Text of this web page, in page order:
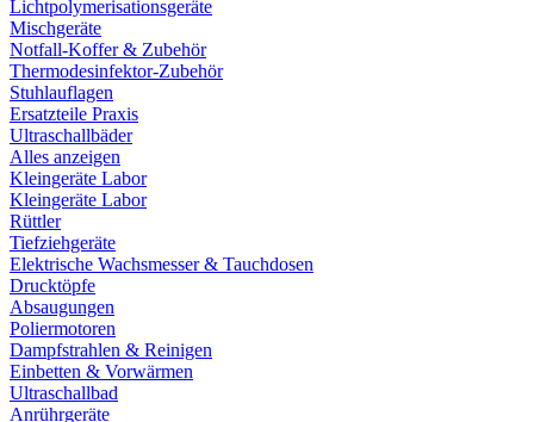
Lichtpolymerisationsgeräte
Mischgeräte
Notfall-Koffer & Zubehör
Thermodesinfektor-Zubehör
Stuhlauflagen
Ersatzteile Praxis
Ultraschallbäder
Alles anzeigen
Kleingeräte Labor
Kleingeräte Labor
Rüttler
Tiefziehgeräte
Elektrische Wachsmesser & Tauchdosen
Drucktöpfe
Absaugungen
Poliermotoren
Dampfstrahlen & Reinigen
Einbetten & Vorwärmen
Ultraschallbad
Anrührgeräte